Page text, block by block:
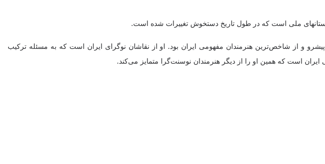
داستانهای ملی است که در طول تاریخ دستخوش تغییرات شده است.
ایرانی بود. وی یکی از نقاشان پیشرو و از شاخص‌ترین هنرمندان مفهومی ایران بود. او از نقاشان نوگرای ایران است که به مسئله ترکیب
است که همین او را از دیگر هنرمندان نوسنت‌گرا متمایز می‌کند.